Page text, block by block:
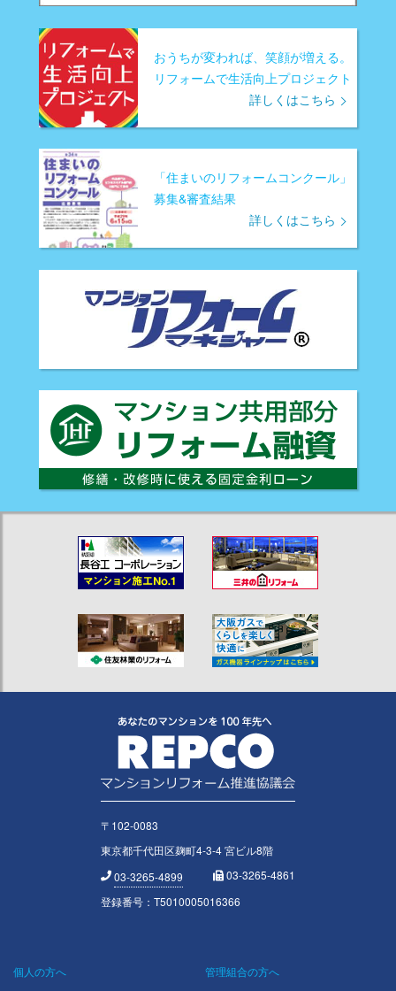
おうちが変われば、笑顔が増える。
リフォームで生活向上プロジェクト
詳しくはこちら
「住まいのリフォームコンクール」
募集&審査結果
詳しくはこちら
〒102-0083
東京都千代田区麹町4-3-4 宮ビル8階
03-3265-4899
03-3265-4861
登録番号：T5010005016366
個人の方へ 管理組合の方へ